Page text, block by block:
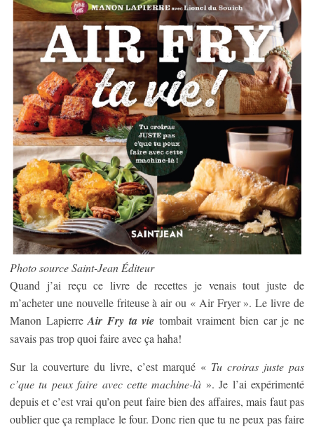
Photo source Saint-Jean Éditeur
Quand j’ai reçu ce livre de recettes je venais tout juste de
m’acheter une nouvelle friteuse à air ou « Air Fryer ». Le livre de
Manon LapierreAir Fry ta vie tombait vraiment bien car je ne
savais pas trop quoi faire avec ça haha!
Sur la couverture du livre, c’est marqué « Tu croiras juste pas
c’que tu peux faire avec cette machine-là ». Je l’ai expérimenté
depuis et c’est vrai qu’on peut faire bien des affaires, mais faut pas
oublier que ça remplace le four. Donc rien que tu ne peux pas faire